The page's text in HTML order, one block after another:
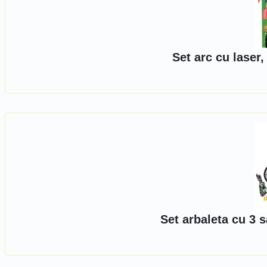
Set arc cu
Set arbaleta cu 3